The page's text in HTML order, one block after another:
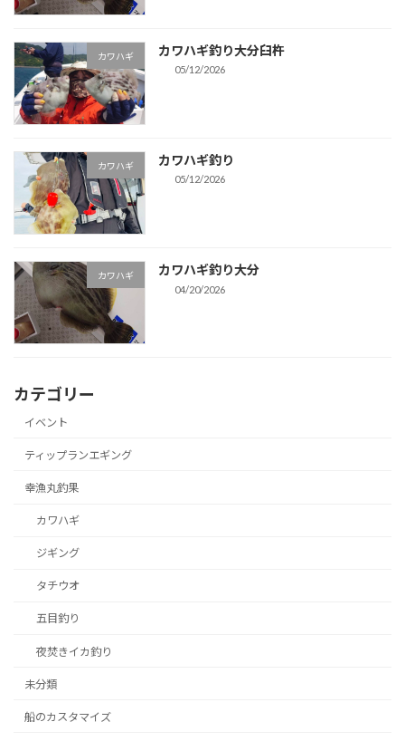
カワハギ カワハギ釣り大分臼杵
05/12/2026
カワハギ カワハギ釣り
05/12/2026
カワハギ カワハギ釣り大分
04/20/2026
カテゴリー
イベント
ティップランエギング
幸漁丸釣果
カワハギ
ジギング
タチウオ
五目釣り
夜焚きイカ釣り
未分類
船のカスタマイズ